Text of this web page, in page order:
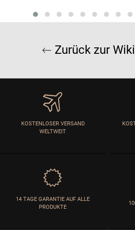
Zurück zur
KOSTENLOSER VERSAND
WELTWEIT
14 TAGE GARANTIE AUF ALLE
PRODUKTE